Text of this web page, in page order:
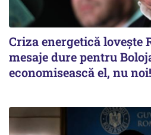
Criza energetică lovește
mesaje dure pentru
economisească el, nu